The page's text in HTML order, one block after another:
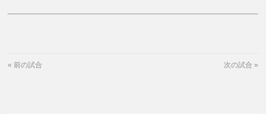
«前の試合 次の試合 »